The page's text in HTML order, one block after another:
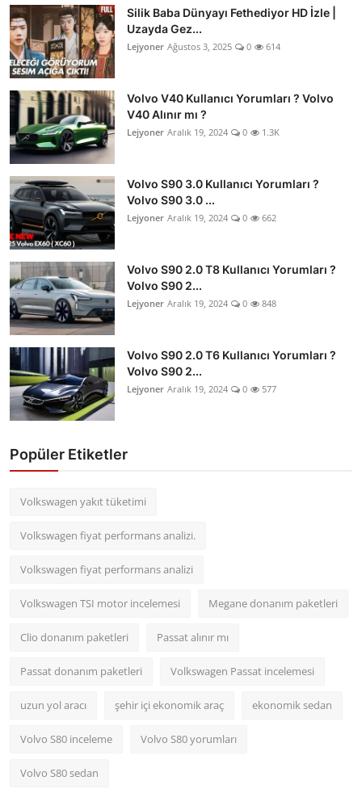
Silik Baba Dünyayı Fethediyor HD İzle |
Uzayda Gez...
Lejyoner Ağustos 3, 2025 0 614
Volvo V40 Kullanıcı Yorumları ? Volvo
V40 Alınır mı ?
Lejyoner Aralık 19, 2024 0 1.3K
Volvo S90 3.0 Kullanıcı Yorumları ?
Volvo S90 3.0 ...
Lejyoner Aralık 19, 2024 0 662
Volvo S90 2.0 T8 Kullanıcı Yorumları ?
Volvo S90 2...
Lejyoner Aralık 19, 2024 0 848
Volvo S90 2.0 T6 Kullanıcı Yorumları ?
Volvo S90 2...
Lejyoner Aralık 19, 2024 0 577
Popüler Etiketler
Volkswagen yakıt tüketimi
Volkswagen fiyat performans analizi.
Volkswagen fiyat performans analizi
Volkswagen TSI motor incelemesi Megane donanım paketleri
Clio donanım paketleri Passat alınır mı
Passat donanım paketleri Volkswagen Passat incelemesi
uzun yol aracı şehir içi ekonomik araç ekonomik sedan
Volvo S80 inceleme Volvo S80 yorumları
Volvo S80 sedan